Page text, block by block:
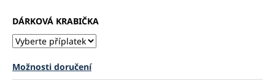
DÁRKOVÁ KRABIČKA
Možnosti doručení
D
o
p
o
r